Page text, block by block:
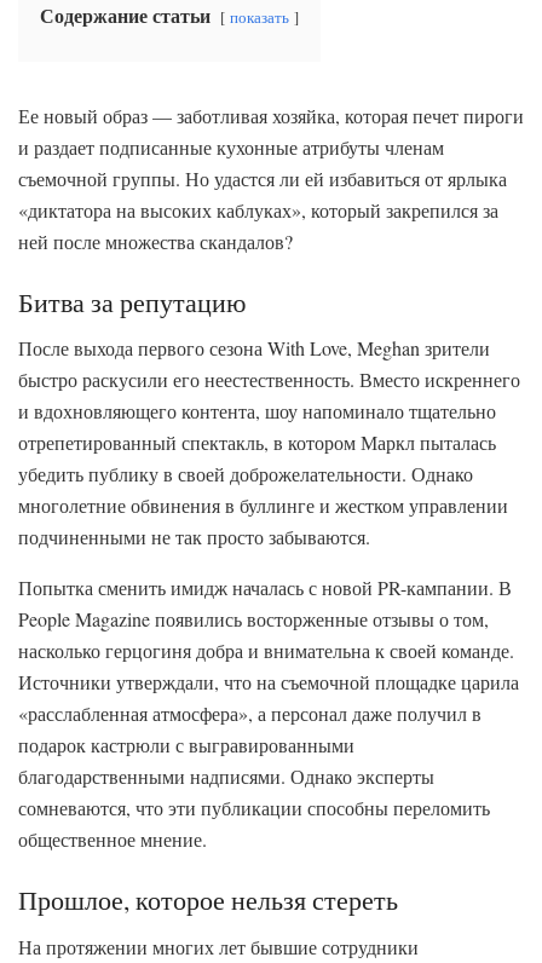
Содержание статьи показать
Ее новый образ — заботливая хозяйка, которая печет пироги
и раздает подписанные кухонные атрибуты членам
съемочной группы. Но удастся ли ей избавиться от ярлыка
«диктатора на высоких каблуках», который закрепился за
ней после множества скандалов?
Битва за репутацию
После выхода первого сезона With Love, Meghan зрители
быстро раскусили его неестественность. Вместо искреннего
и вдохновляющего контента, шоу напоминало тщательно
отрепетированный спектакль, в котором Маркл пыталась
убедить публику в своей доброжелательности. Однако
многолетние обвинения в буллинге и жестком управлении
подчиненными не так просто забываются.
Попытка сменить имидж началась с новой PR-кампании. В
People Magazine появились восторженные отзывы о том,
насколько герцогиня добра и внимательна к своей команде.
Источники утверждали, что на съемочной площадке царила
«расслабленная атмосфера», а персонал даже получил в
подарок кастрюли с выгравированными
благодарственными надписями. Однако эксперты
сомневаются, что эти публикации способны переломить
общественное мнение.
Прошлое, которое нельзя стереть
На протяжении многих лет бывшие сотрудники